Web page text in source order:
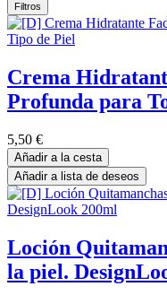
Filtros
Crema
Profunda para
5,50 €
Añadir a la cesta
Añadir a lista de deseos
Loción
la piel.